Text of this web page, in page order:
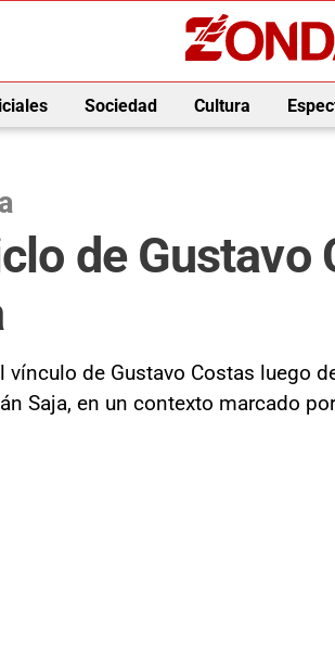
Sociedad Cultura
de
de Gustavo Costas luego
Saja, en un contexto marcado